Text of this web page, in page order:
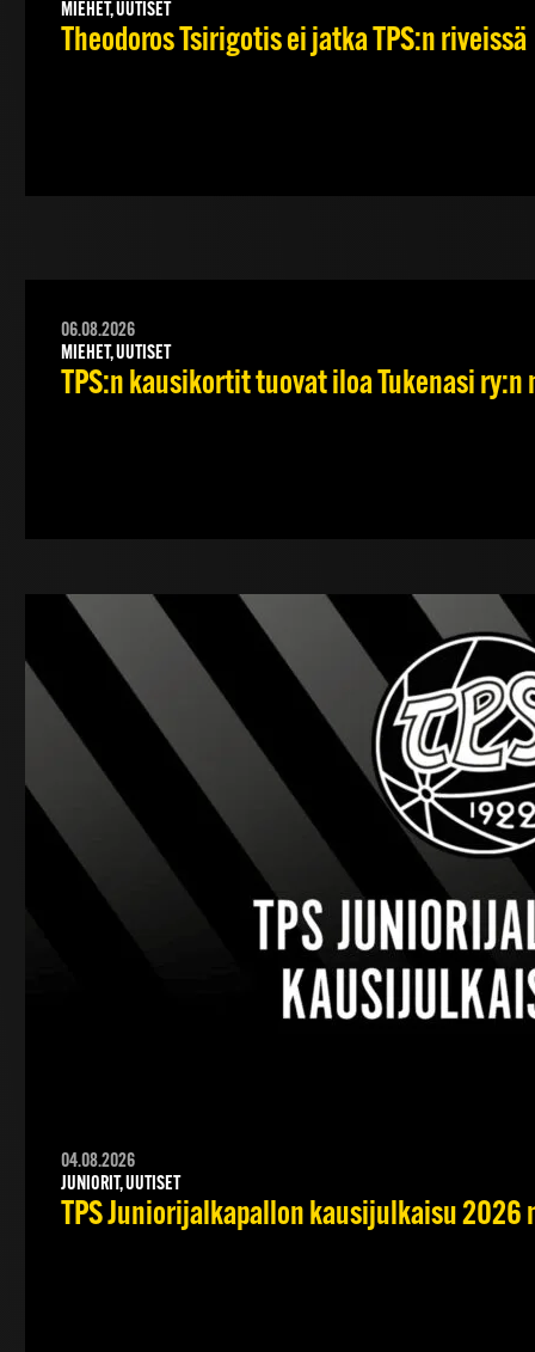
MIEHET, UUTISET
Theodoros Tsirigotis ei jatka TPS:n riveissä
06.08.2026
MIEHET, UUTISET
TPS:n kausikortit tuovat iloa Tukenasi
04.08.2026
JUNIORIT, UUTISET
TPS Juniorijalkapallon kausijulkaisu 2026